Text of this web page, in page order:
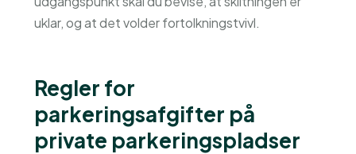
uklar, og at det volder fortolkningstvivl.
Regler for
parkeringsafgifter på
private parkeringspladser